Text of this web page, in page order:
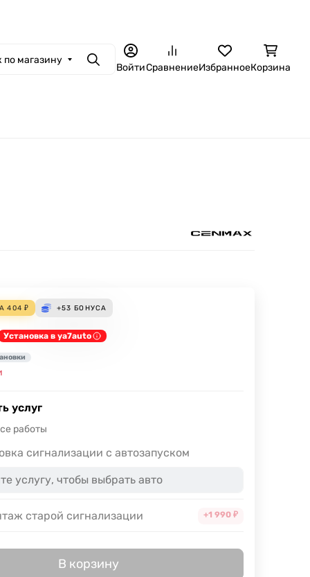
по магазину ПоискВойтиСравнениеИзбранноеКорзина
404 ₽ +53 БОНУСА
Установка в ya7auto
услуг
работы
сигнализации с автозапуском
старой сигнализации +1 990₽
В корзину